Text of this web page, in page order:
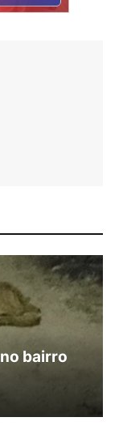
bairro